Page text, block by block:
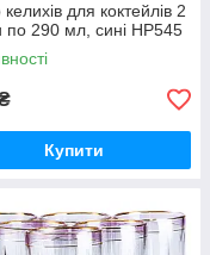
келихів для коктейлів 2
по 290 мл, сині HP545
Купити